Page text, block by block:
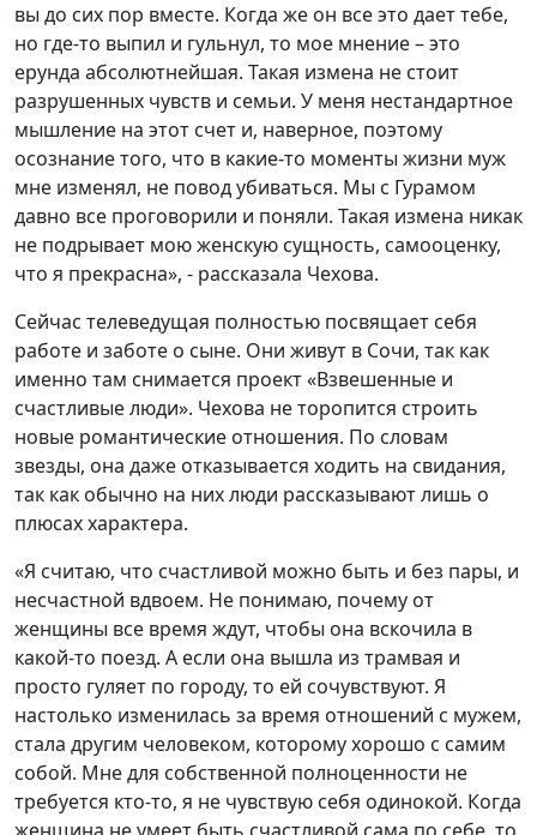
вы до сих пор вместе. Когда же он все это дает тебе,
но где-то выпил и гульнул, то мое мнение – это
ерунда абсолютнейшая. Такая измена не стоит
разрушенных чувств и семьи. У меня нестандартное
мышление на этот счет и, наверное, поэтому
осознание того, что в какие-то моменты жизни муж
мне изменял, не повод убиваться. Мы с Гурамом
давно все проговорили и поняли. Такая измена никак
не подрывает мою женскую сущность, самооценку,
что я прекрасна», - рассказала Чехова.
Сейчас телеведущая полностью посвящает себя
работе и заботе о сыне. Они живут в Сочи, так как
именно там снимается проект «Взвешенные и
счастливые люди». Чехова не торопится строить
новые романтические отношения. По словам
звезды, она даже отказывается ходить на свидания,
так как обычно на них люди рассказывают лишь о
плюсах характера.
«Я считаю, что счастливой можно быть и без пары, и
несчастной вдвоем. Не понимаю, почему от
женщины все время ждут, чтобы она вскочила в
какой-то поезд. А если она вышла из трамвая и
просто гуляет по городу, то ей сочувствуют. Я
настолько изменилась за время отношений с мужем,
стала другим человеком, которому хорошо с самим
собой. Мне для собственной полноценности не
требуется кто-то, я не чувствую себя одинокой. Когда